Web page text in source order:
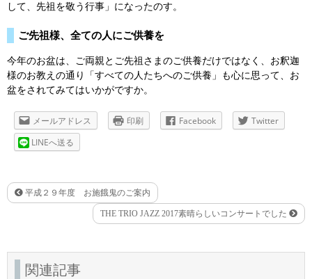
して、先祖を敬う行事」になったのす。
ご先祖様、全ての人にご供養を
今年のお盆は、ご両親とご先祖さまのご供養だけではなく、お釈迦
様のお教えの通り「すべての人たちへのご供養」も心に思って、お
盆をされてみてはいかがですか。
メールアドレス 印刷 Facebook
Twitter
LINEへ送る
平成２９年度 お施餓鬼のご案内
THE TRIO JAZZ 2017素晴らしいコンサートでした
関連記事